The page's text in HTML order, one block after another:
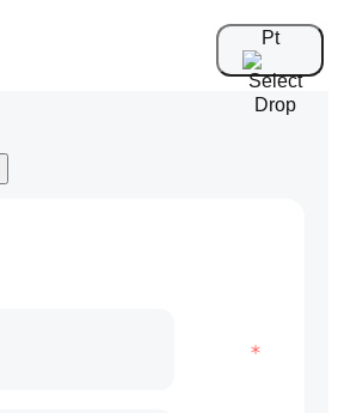
Pt